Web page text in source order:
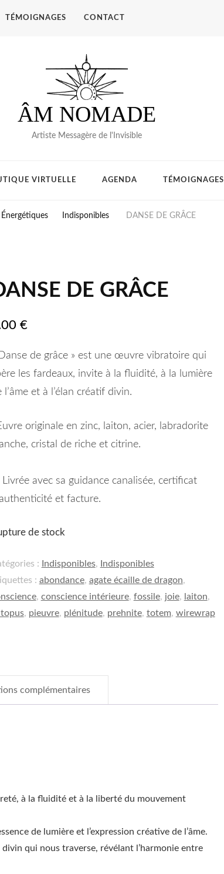
TÉMOIGNAGES CONTACT
ÂM NOMADE
Artiste Messagère de l'Invisible
VIRTUELLE AGENDA TÉMOIGNAGES
Indisponibles DANSE DE GRÂCE
DE GRÂCE
€
de grâce » est une œuvre vibratoire qui
les fardeaux, invite à la fluidité, à la lumière
l’âme et à l’élan créatif divin.
originale en zinc, laiton, acier, labradorite
cristal de riche et citrine.
Livrée avec sa guidance canalisée, certificat
et facture.
de stock
: Indisponibles,
Indisponibles
: abondance, agate écaille de dragon,
, conscience intérieure, fossile, joie, laiton,
, pieuvre, plénitude, prehnite, totem, wirewrap
complémentaires
à la fluidité et à la liberté du mouvement
de lumière et l’expression créative de l’âme.
qui nous traverse, révélant l’harmonie entre